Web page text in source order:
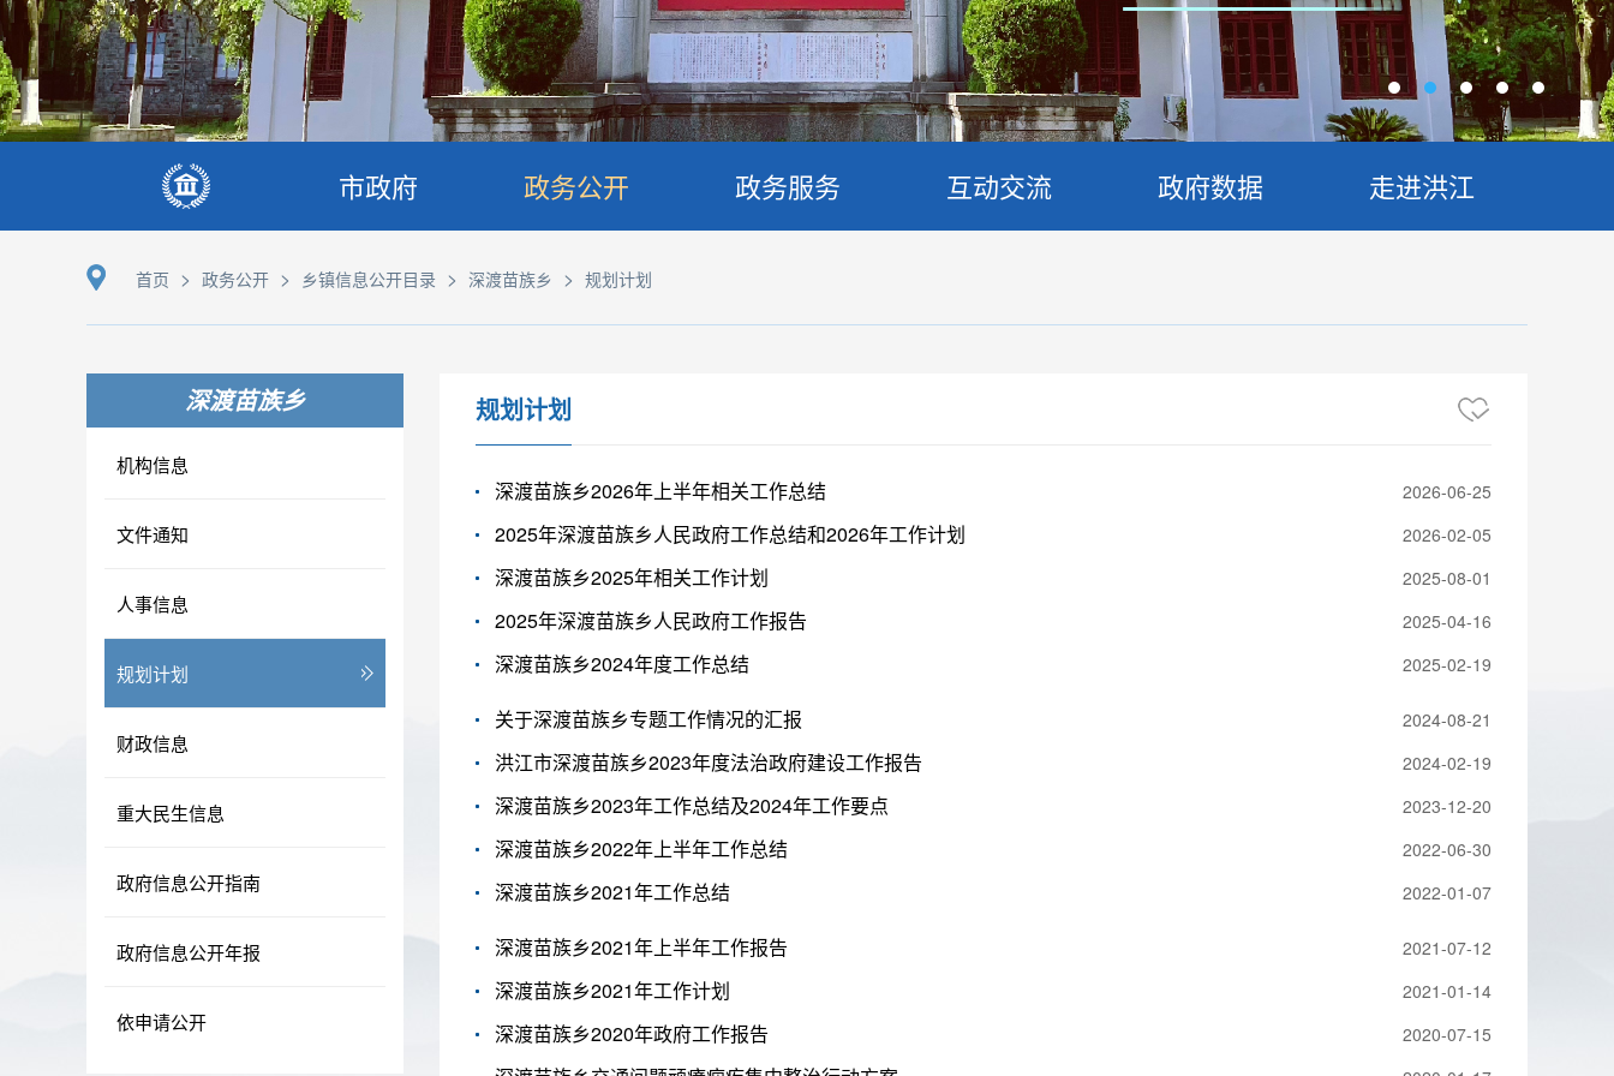
市政府 政务公开 政务服务 互动交流 政府数据 走进洪江
首页 > 政务公开 > 乡镇信息公开目录 > 深渡苗族乡 > 规划计划
深渡苗族乡
机构信息
文件通知
人事信息
规划计划
财政信息
重大民生信息
政府信息公开指南
政府信息公开年报
依申请公开
规划计划
深渡苗族乡2026年上半年相关工作总结 2026-06-25
2025年深渡苗族乡人民政府工作总结和2026年工作计划 2026-02-05
深渡苗族乡2025年相关工作计划 2025-08-01
2025年深渡苗族乡人民政府工作报告 2025-04-16
深渡苗族乡2024年度工作总结 2025-02-19
关于深渡苗族乡专题工作情况的汇报 2024-08-21
洪江市深渡苗族乡2023年度法治政府建设工作报告 2024-02-19
深渡苗族乡2023年工作总结及2024年工作要点 2023-12-20
深渡苗族乡2022年上半年工作总结 2022-06-30
深渡苗族乡2021年工作总结 2022-01-07
深渡苗族乡2021年上半年工作报告 2021-07-12
深渡苗族乡2021年工作计划 2021-01-14
深渡苗族乡2020年政府工作报告 2020-07-15